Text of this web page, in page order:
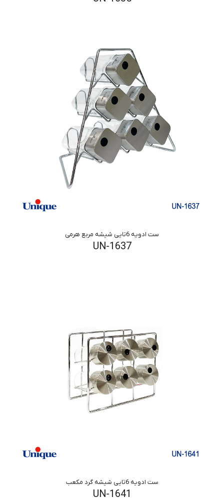
ست ادویه 6تایی شیشه مربع هرمی
UN-1637
ست ادویه 6تایی شیشه گرد مکعب
UN-1641